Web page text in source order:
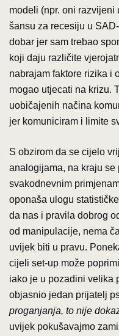
modeli (npr. oni razvijeni
šansu za recesiju u
dobar jer sam trebao
koji daju različite
nabrajam faktore rizika i
mogao utjecati na krizu.
uobičajenih načina
jer komuniciram i limite
S obzirom da se cijelo
analogijama, na kraju se
svakodnevnim
oponaša ulogu
da nas i pravila dobrog
od manipulacije, nema
uvijek biti u pravu.
cijeli set-up može
iako je u pozadini velika
objasnio jedan prijatelj
proganjanja, to nije
uvijek pokušavajmo